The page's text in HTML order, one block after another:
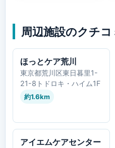
周辺施設のクチコ
ほっとケア荒川
東京都荒川区東日暮里1-
21-8トドロキ・ハイム1F
約1.6km
アイエムケアセンター